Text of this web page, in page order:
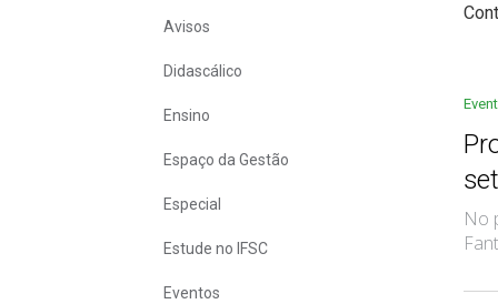
Avisos
Didascálico
Ensino
Espaço da Gestão
Especial
Estude no IFSC
Eventos
No